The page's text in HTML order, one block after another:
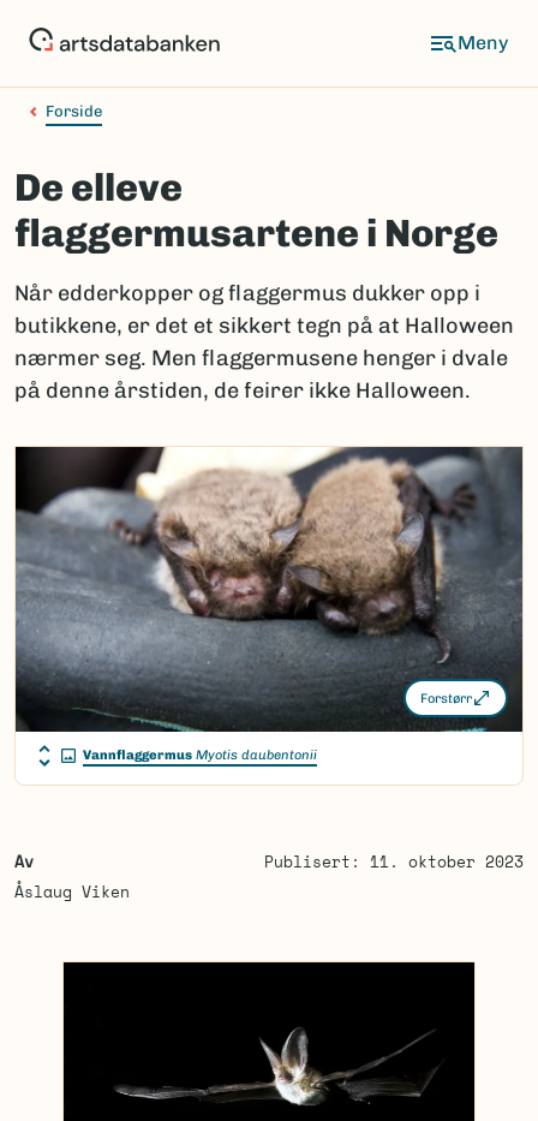
Forside
De elleve
flaggermusartene i Norge
Når edderkopper og flaggermus dukker opp i
butikkene, er det et sikkert tegn på at Halloween
nærmer seg. Men flaggermusene henger i dvale
på denne årstiden, de feirer ikke Halloween.
Forstørr
Vannflaggermus Myotis daubentonii
Av
Åslaug Viken
Publisert: 11. oktober 2023